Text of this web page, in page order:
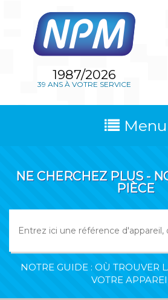
1987/2026
39 ANS À VOTRE SERVICE
Menu
NE CHERCHEZ PLUS -
PIÈCE
NOTRE GUIDE : OÙ TROUVER
VOTRE